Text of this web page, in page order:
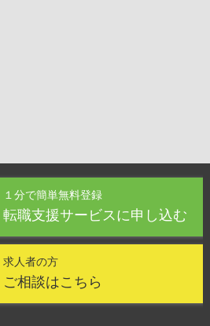
１分で簡単無料登録
転職支援サービスに申し込む
求人者の方
ご相談はこちら